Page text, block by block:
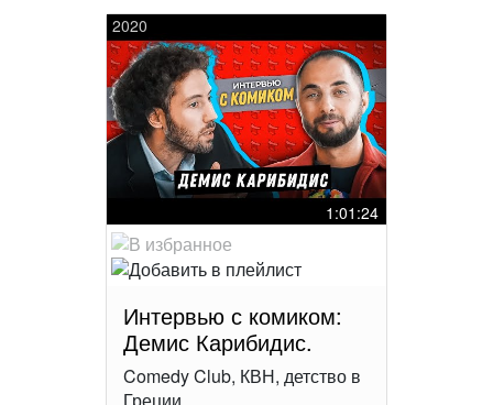
2020
1:01:24
Интервью с комиком:
Демис Карибидис.
Comedy Club, КВН, детство в